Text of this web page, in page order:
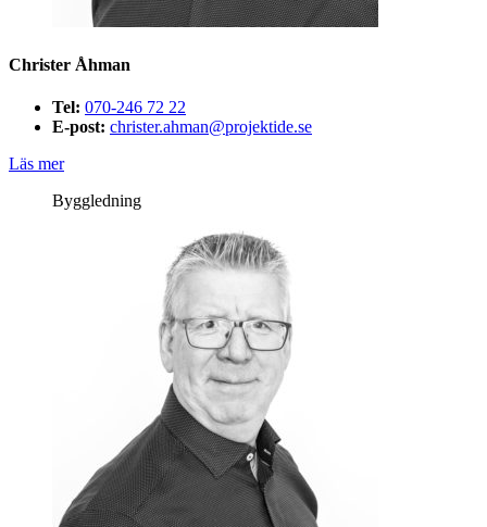
Christer Åhman
Tel: 070-246 72 22
E-post: christer.ahman@projektide.se
Läs mer
Byggledning